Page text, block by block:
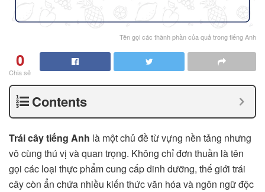
Tên gọi các thành phần của quả trong tiếng Anh
0
Chia sẻ
Contents
Trái cây tiếng Anh là một chủ đề từ vựng nền tảng nhưng
vô cùng thú vị và quan trọng. Không chỉ đơn thuần là tên
gọi các loại thực phẩm cung cấp dinh dưỡng, thế giới trái
cây còn ẩn chứa nhiều kiến thức văn hóa và ngôn ngữ độc